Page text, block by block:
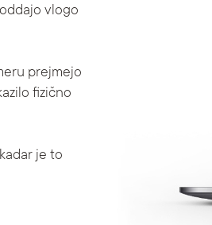
vlogo
prejmejo
fizično
je to